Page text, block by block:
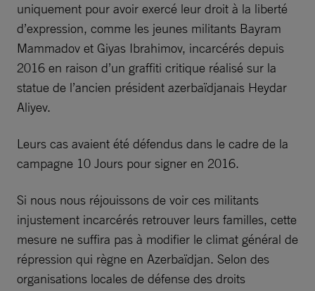
uniquement pour avoir exercé leur droit à la liberté
d’expression, comme les jeunes militants Bayram
Mammadov et Giyas Ibrahimov, incarcérés depuis
2016 en raison d’un graffiti critique réalisé sur la
statue de l’ancien président azerbaïdjanais Heydar
Aliyev.
Leurs cas avaient été défendus dans le cadre de la
campagne 10 Jours pour signer en 2016.
Si nous nous réjouissons de voir ces militants
injustement incarcérés retrouver leurs familles, cette
mesure ne suffira pas à modifier le climat général de
répression qui règne en Azerbaïdjan. Selon des
organisations locales de défense des droits